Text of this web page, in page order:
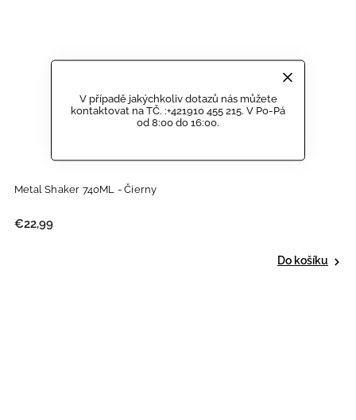
V případě jakýchkoliv dotazů nás můžete
kontaktovat na TČ. :+421910 455 215. V Po-Pá
od 8:00 do 16:00.
Metal Shaker 740ML - Čierny
€22,99
Do košíku